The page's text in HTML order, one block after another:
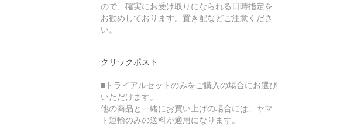
ので、確実にお受け取りになられる日時指定を
お勧めしております。置き配などご注意くださ
い。
クリックポスト
■トライアルセットのみをご購入の場合にお選び
いただけます。
他の商品と一緒にお買い上げの場合には、ヤマ
ト運輸のみの送料が適用になります。